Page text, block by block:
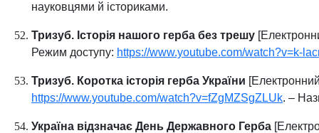
науковцями й істориками.
Тризуб. Історія нашого герба без трешу
Режим доступу: https://www.youtube.com/watch?v=k-
Тризуб. Коротка історія герба України
https://www.youtube.com/watch?v=fZgMZSgZLUk. –
Україна відзначає День Державного Герба